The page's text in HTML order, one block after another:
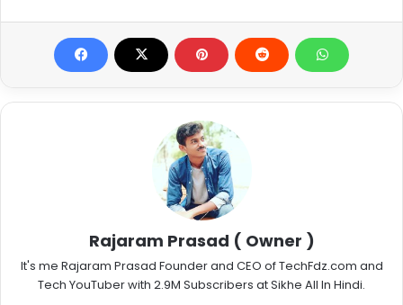
Rajaram Prasad ( Owner )
It's me Rajaram Prasad Founder and CEO of TechFdz.com and
Tech YouTuber with 2.9M Subscribers at Sikhe All In Hindi.